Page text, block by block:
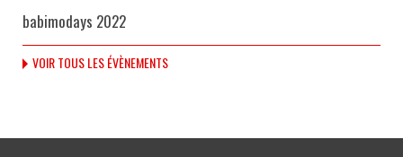
babimodays 2022
VOIR TOUS LES ÉVÈNEMENTS